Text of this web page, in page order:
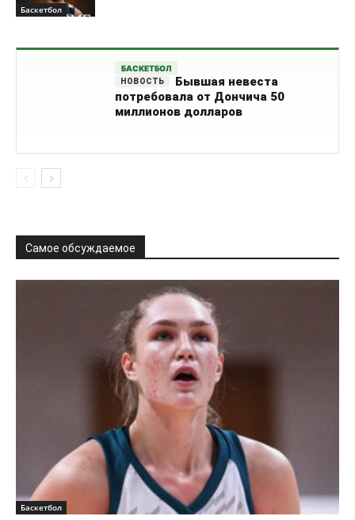
Баскетбол
БАСКЕТБОЛ
Бывшая невеста
потребовала от Дончича 50
миллионов долларов
Самое обсуждаемое
Баскетбол